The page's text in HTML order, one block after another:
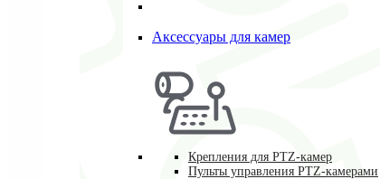
Аксессуары для камер
Крепления для PTZ-камер
Пульты управления PTZ-камерами